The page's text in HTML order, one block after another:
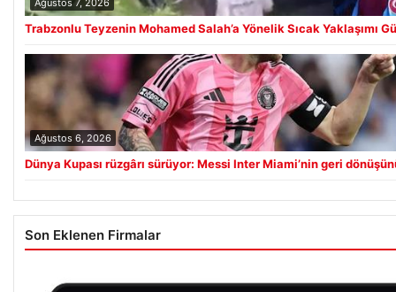
Ağustos 7, 2026
Trabzonlu Teyzenin Mohamed Salah’a Yönelik Sıcak Yaklaşımı
Ağustos 6, 2026
Dünya Kupası rüzgârı sürüyor: Messi Inter Miami’nin geri
Son Eklenen Firmalar